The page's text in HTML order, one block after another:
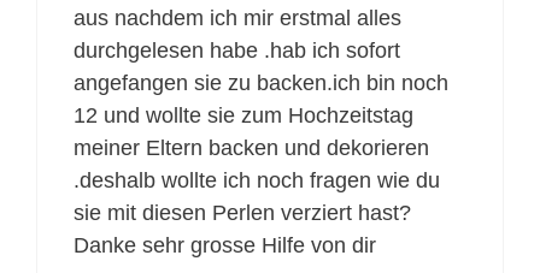
aus nachdem ich mir erstmal alles
durchgelesen habe .hab ich sofort
angefangen sie zu backen.ich bin noch
12 und wollte sie zum Hochzeitstag
meiner Eltern backen und dekorieren
.deshalb wollte ich noch fragen wie du
sie mit diesen Perlen verziert hast?
Danke sehr grosse Hilfe von dir